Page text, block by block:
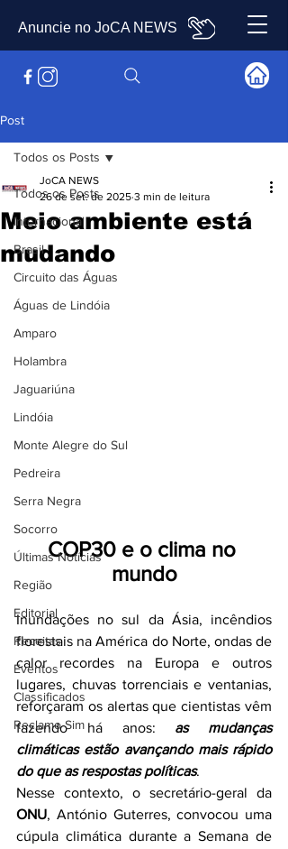
Anuncie no JoCA NEWS
Post
Todos os Posts
Internacional
Brasil
Circuito das Águas
Águas de Lindóia
Amparo
Holambra
Jaguariúna
Lindóia
Monte Alegre do Sul
Pedreira
Serra Negra
Socorro
Últimas Notícias
Região
Editorial
Receitas
Eventos
Classificados
Reclamo Sim
Todos os Posts
Meio ambiente está
mudando
JoCA NEWS
26 de set. de 2025 3 min de leitura
COP30 e o clima no
mundo
Inundações no sul da Ásia, incêndios
florestais na América do Norte, ondas de
calor recordes na Europa e outros
lugares, chuvas torrenciais e ventanias,
reforçaram os alertas que cientistas vêm
fazendo há anos: as mudanças
climáticas estão avançando mais rápido
do que as respostas políticas.
ONU, António Guterres, convocou uma
cúpula climática durante a Semana de